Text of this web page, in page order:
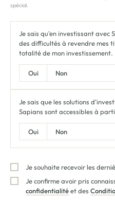
spécial.
Je sais qu'en investissant avec
des difficultés à revendre mes
totalité de mon investissement.
Oui Non
Je sais que les solutions
Sapians sont accessibles à
Oui Non
Je souhaite recevoir les
Je confirme avoir pris
confidentialitéet des